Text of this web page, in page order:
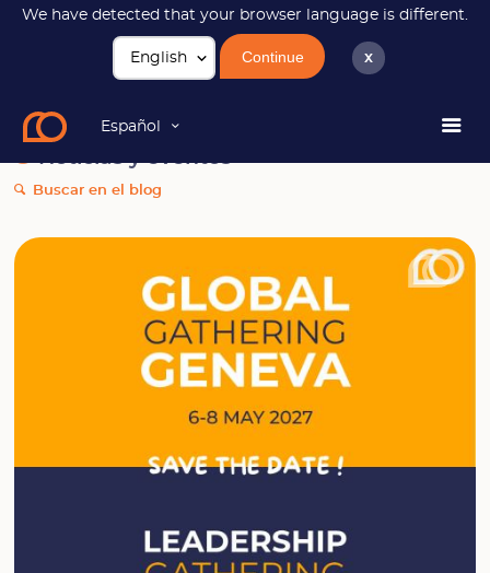
We have detected that your browser language is different.
Continue x
Español
Noticias y eventos
Buscar en el blog